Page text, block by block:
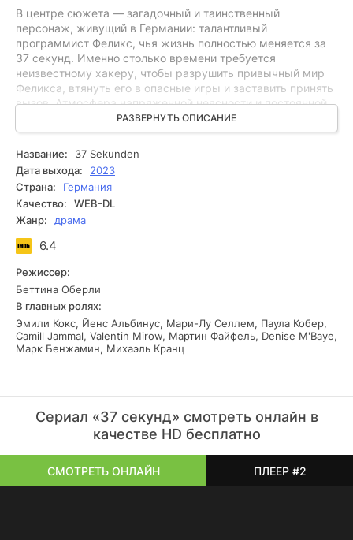
В центре сюжета — загадочный и таинственный
персонаж, живущий в Германии: талантливый
программист Феликс, чья жизнь полностью меняется за
37 секунд. Именно столько времени требуется
неизвестному хакеру, чтобы разрушить привычный мир
Феликса, втянуть его в опасные игры и заставить принять
вызов. Атмосфера напряженной неясности и постоянной
угрозы пропитывает каждый эпизод, перенося зрителей в
мир технологических интриг и психологических драм.
Столкнувшись с цифровыми противостояниями и
сложными моральными дилеммами, Феликс вынужден
не только бороться за правду, но и переосмыслить
собственную идентичность в современном мире, где за
каждым углом может скрываться невидимый враг.
РАЗВЕРНУТЬ ОПИСАНИЕ
Название:
37 Sekunden
Дата выхода:
2023
Страна:
Германия
Качество:
WEB-DL
Жанр:
драма
6.4
Режиссер:
Беттина Оберли
В главных ролях:
Эмили Кокс, Йенс Альбинус, Мари-Лу Селлем, Паула Кобер,
Camill Jammal, Valentin Mirow, Мартин Файфель, Denise M'Baye,
Марк Бенжамин, Михаэль Кранц
Сериал «37 секунд» смотреть онлайн в
качестве HD бесплатно
СМОТРЕТЬ ОНЛАЙН ПЛЕЕР #2